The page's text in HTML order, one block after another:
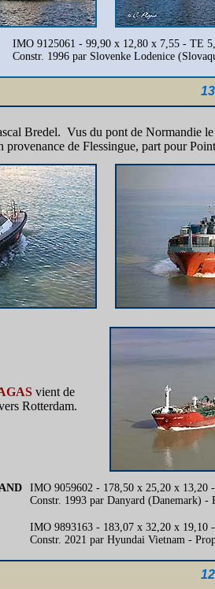
IMO 9125061 - 99,90 x 12,80 x 7,55 - TE
Constr. 1996 par Slovenke Lodenice
Bredel. Vus du pont de Normandie
provenance de Flessingue, part pour
vient de
Rotterdam.
IMO 9059602 - 178,50 x 25,20 x 13,20
Constr. 1993 par Danyard (Danemark)
IMO 9893163 - 183,07 x 32,20 x
Constr. 2021 par Hyundai Vietnam -